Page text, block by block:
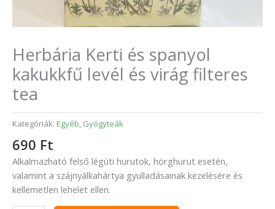
Herbária Kerti és spanyol
kakukkfű levél és virág filteres
tea
Kategóriák: Egyéb, Gyógyteák
690 Ft
Alkalmazható felső légúti hurutok, hörghurut esetén,
valamint a szájnyálkahártya gyulladásainak kezelésére és
kellemetlen lehelet ellen.